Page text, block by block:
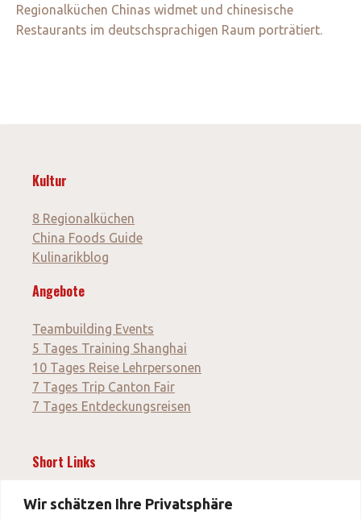
Wir schätzen Ihre Privatsphäre
Regionalküchen Chinas widmet und chinesische
Restaurants im deutschsprachigen Raum porträtiert.
Kultur
8 Regionalküchen
China Foods Guide
Kulinarikblog
Angebote
Teambuilding Events
5 Tages Training Shanghai
10 Tages Reise Lehrpersonen
7 Tages Trip Canton Fair
7 Tages Entdeckungsreisen
Short Links
News